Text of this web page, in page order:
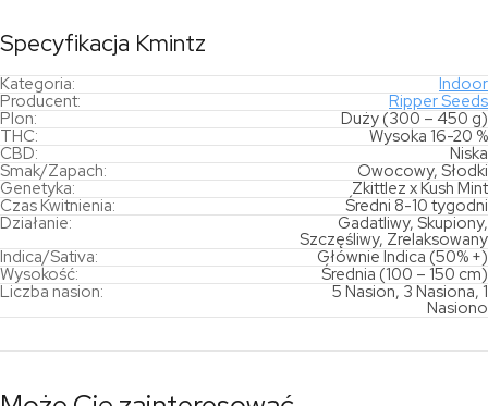
Specyfikacja Kmintz
Kategoria:
Indoor
Producent:
Ripper Seeds
Plon:
Duży (300 – 450 g)
THC:
Wysoka 16-20 %
CBD:
Niska
Smak/Zapach:
Owocowy, Słodki
Genetyka:
Zkittlez x Kush Mint
Czas Kwitnienia:
Średni 8-10 tygodni
Działanie:
Gadatliwy, Skupiony,
Szczęśliwy, Zrelaksowany
Indica/Sativa:
Głównie Indica (50% +)
Wysokość:
Średnia (100 – 150 cm)
Liczba nasion:
5 Nasion, 3 Nasiona, 1
Nasiono